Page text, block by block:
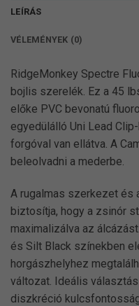
LEÍRÁS
VÉLEMÉNYEK (0)
RidgeMonkey Spectre
bojlis szerelék. Ez a 45
előke PVC bevonatú
egyedülálló Uni Lead
forgóval van ellátva. A
beleolvadni a mederbe.
A rugalmas szerkezet és
biztosítja, hogy a zsinór
maximalizálva az
és Silt Black színekben
horgászhelyhez
változat. Ideális
diszkréció